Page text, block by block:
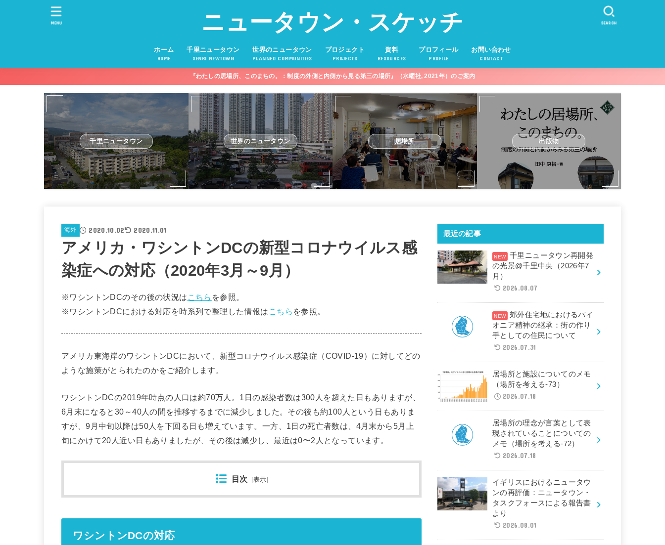
ニュータウン・スケッチ
ホーム
HOME
千里ニュータウン
SENRI NEWTOWN
世界のニュータウン
PLANNED COMMUNITIES
プロジェクト
PROJECTS
資料
RESOURCES
プロフィール
PROFILE
お問い合わせ
CONTACT
SEARCH
MENU
『わたしの居場所、このまちの。：制度の外側と内側から見る第三の場所』（水曜社, 2021年）のご案内
千里ニュータウン 世界のニュータウン 居場所 出版物
海外 2020.10.02 2020.11.01
アメリカ・ワシントンDCの新型コロナウイルス感
染症への対応（2020年3月～9月）
※ワシントンDCのその後の状況は こちら を参照。
※ワシントンDCにおける対応を時系列で整理した情報は こちら を参照。
アメリカ東海岸のワシントンDCにおいて、新型コロナウイルス感染症（COVID-19）に対してどの
ような施策がとられたのかをご紹介します。
ワシントンDCの2019年時点の人口は約70万人。1日の感染者数は300人を超えた日もありますが、
6月末になると30～40人の間を推移するまでに減少しました。その後も約100人という日もありま
すが、9月中旬以降は50人を下回る日も増えています。一方、1日の死亡者数は、4月末から5月上
旬にかけて20人近い日もありましたが、その後は減少し、最近は0〜2人となっています。
目次 [表示
ワシントンDCの対応
最近の記事
千里ニュータウン再開発
の光景@千里中央（2026年7
月）
2026.08.07
郊外住宅地におけるパイ
オニア精神の継承：街の作り
手としての住民について
2026.07.31
居場所と施設についてのメモ
（場所を考える-73）
2026.07.18
居場所の理念が言葉として表
現されていることについての
メモ（場所を考える-72）
2026.07.18
イギリスにおけるニュータウ
ンの再評価：ニュータウン・
タスクフォースによる報告書
より
2026.08.01